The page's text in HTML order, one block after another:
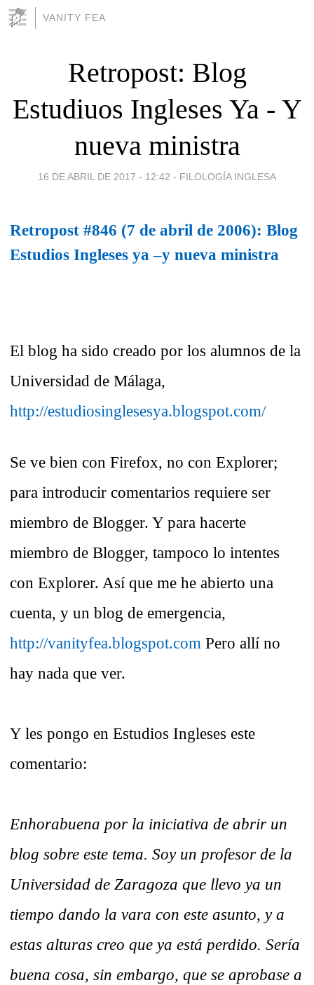
VANITY FEA
Retropost: Blog
Estudiuos Ingleses Ya - Y
nueva ministra
16 DE ABRIL DE 2017 - 12:42 - FILOLOGÍA INGLESA
Retropost #846 (7 de abril de 2006): Blog
Estudios Ingleses ya –y nueva ministra
El blog ha sido creado por los alumnos de la
Universidad de Málaga,
http://estudiosinglesesya.blogspot.com/
Se ve bien con Firefox, no con Explorer;
para introducir comentarios requiere ser
miembro de Blogger. Y para hacerte
miembro de Blogger, tampoco lo intentes
con Explorer. Así que me he abierto una
cuenta, y un blog de emergencia,
http://vanityfea.blogspot.com Pero allí no
hay nada que ver.
Y les pongo en Estudios Ingleses este
comentario:
Enhorabuena por la iniciativa de abrir un
blog sobre este tema. Soy un profesor de la
Universidad de Zaragoza que llevo ya un
tiempo dando la vara con este asunto, y a
estas alturas creo que ya está perdido. Sería
buena cosa, sin embargo, que se aprobase a